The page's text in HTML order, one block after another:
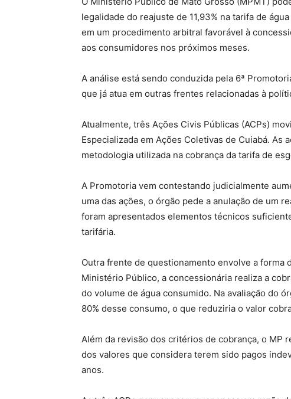
legalidade do reajuste de 11,93% na tarifa de
em um procedimento arbitral favorável à
aos consumidores nos próximos meses.
A análise está sendo conduzida pela 6ª
que já atua em outras frentes relacionadas à
Atualmente, três Ações Civis Públicas (ACPs)
Especializada em Ações Coletivas de Cuiabá.
metodologia utilizada na cobrança da tarifa de
A Promotoria vem contestando judicialmente
uma das ações, o órgão pede a anulação de um
foram apresentados elementos técnicos
tarifária.
Outra frente de questionamento envolve a forma
Ministério Público, a concessionária realiza a
do volume de água consumido. Na avaliação do
80% desse consumo, o que reduziria o valor
Além da revisão dos critérios de cobrança, o MP
dos valores que considera terem sido pagos
anos.